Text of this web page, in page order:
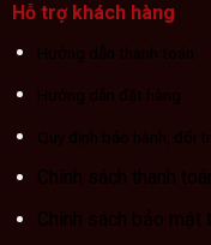
Hỗ trợ khách hàng
Hướng dẫn thanh toán
Hướng dẫn đặt hàng
Quy định bảo hành, đổi
Chính sách thanh
Chính sách bảo mật